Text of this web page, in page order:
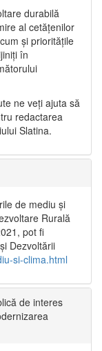
durabilă
al cetățenilor
și prioritățile
în
ne veți ajuta să
redactarea
Slatina.
de mediu și
Rurală
pot fi
Dezvoltării
si-clima.html
de interes